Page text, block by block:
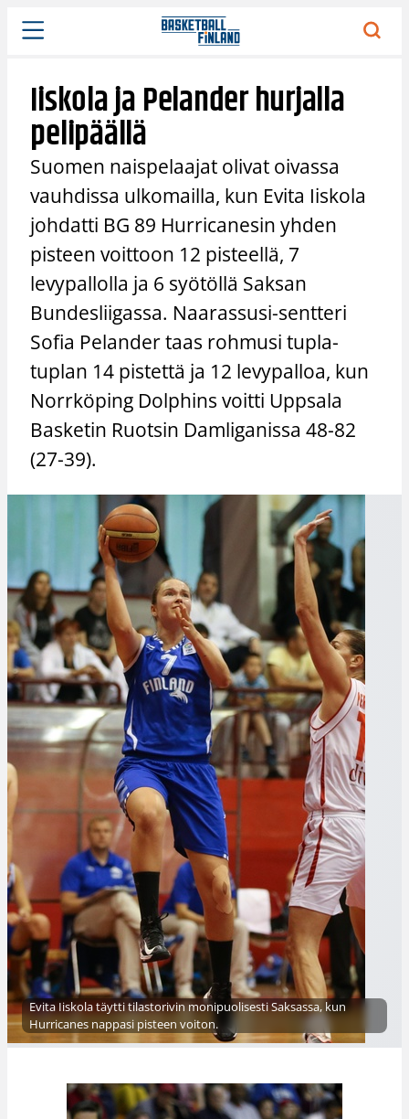
Siirry
sisältöön
Iiskola ja Pelander hurjalla
pelipäällä
Suomen naispelaajat olivat oivassa
vauhdissa ulkomailla, kun Evita Iiskola
johdatti BG 89 Hurricanesin yhden
pisteen voittoon 12 pisteellä, 7
levypallolla ja 6 syötöllä Saksan
Bundesliigassa. Naarassusi-sentteri
Sofia Pelander taas rohmusi tupla-
tuplan 14 pistettä ja 12 levypalloa, kun
Norrköping Dolphins voitti Uppsala
Basketin Ruotsin Damliganissa 48-82
(27-39).
Evita Iiskola täytti tilastorivin monipuolisesti Saksassa, kun
Hurricanes nappasi pisteen voiton.